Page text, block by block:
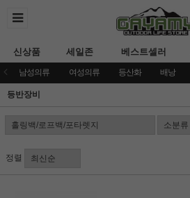
신상품 세일존 베스트셀러
남성의류 여성의류 등산화 배낭
등반장비
정렬